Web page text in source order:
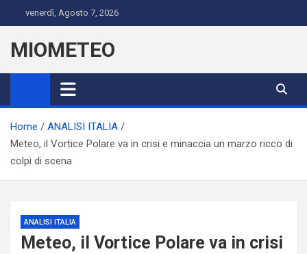
to
content
venerdì, Agosto 7, 2026
MIOMETEO
Home
ANALISI ITALIA
Meteo, il Vortice Polare va in crisi e minaccia un marzo ricco di
colpi di scena
ANALISI ITALIA
Meteo, il Vortice Polare va in crisi